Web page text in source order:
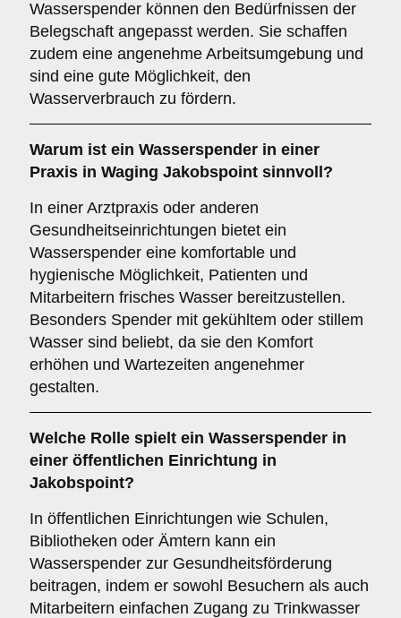
Wasserspender können den Bedürfnissen der
Belegschaft angepasst werden. Sie schaffen
zudem eine angenehme Arbeitsumgebung und
sind eine gute Möglichkeit, den
Wasserverbrauch zu fördern.
Warum ist ein Wasserspender in einer
Praxis in Waging Jakobspoint sinnvoll?
In einer Arztpraxis oder anderen
Gesundheitseinrichtungen bietet ein
Wasserspender eine komfortable und
hygienische Möglichkeit, Patienten und
Mitarbeitern frisches Wasser bereitzustellen.
Besonders Spender mit gekühltem oder stillem
Wasser sind beliebt, da sie den Komfort
erhöhen und Wartezeiten angenehmer
gestalten.
Welche Rolle spielt ein Wasserspender in
einer öffentlichen Einrichtung in
Jakobspoint?
In öffentlichen Einrichtungen wie Schulen,
Bibliotheken oder Ämtern kann ein
Wasserspender zur Gesundheitsförderung
beitragen, indem er sowohl Besuchern als auch
Mitarbeitern einfachen Zugang zu Trinkwasser